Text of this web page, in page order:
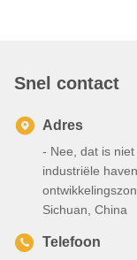
Snel contact
Adres
- Nee, dat is
industriële
Sichuan, China
Telefoon